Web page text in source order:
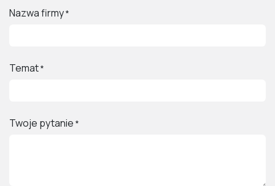
Nazwa firmy*
Temat*
Twoje pytanie *